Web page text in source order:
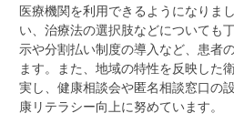
医療機関を利用できるようになりま
い、治療法の選択肢などについても
示や分割払い制度の導入など、患者
ます。また、地域の特性を反映した
実し、健康相談会や匿名相談窓口の
康リテラシー向上に努めています。